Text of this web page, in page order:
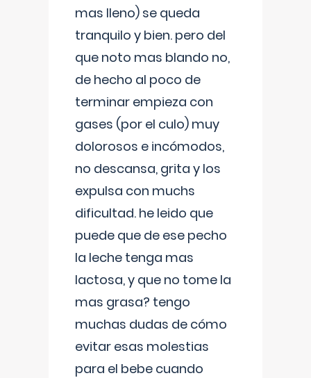
mas lleno) se queda
tranquilo y bien. pero del
que noto mas blando no,
de hecho al poco de
terminar empieza con
gases (por el culo) muy
dolorosos e incómodos,
no descansa, grita y los
expulsa con muchs
dificultad. he leido que
puede que de ese pecho
la leche tenga mas
lactosa, y que no tome la
mas grasa? tengo
muchas dudas de cómo
evitar esas molestias
para el bebe cuando